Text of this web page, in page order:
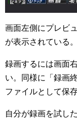
画面左側にプレビ
が表示されている。
録画するには画面
い。同様に「録画
ファイルとして保
自分が録画を試し